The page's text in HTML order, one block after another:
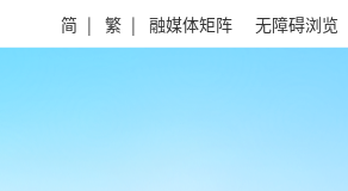
简 | 繁 | 融媒体矩阵 无障碍浏览